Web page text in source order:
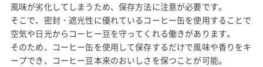
風味が劣化してしまうため、保存方法に注意が必要です。
そこで、密封・遮光性に優れているコーヒー缶を使用することで
空気や日光からコーヒー豆を守ってくれる働きがあります。
そのため、コーヒー缶を使用して保存するだけで風味や香りをキ
ープでき、コーヒー豆本来のおいしさを保つことが可能。